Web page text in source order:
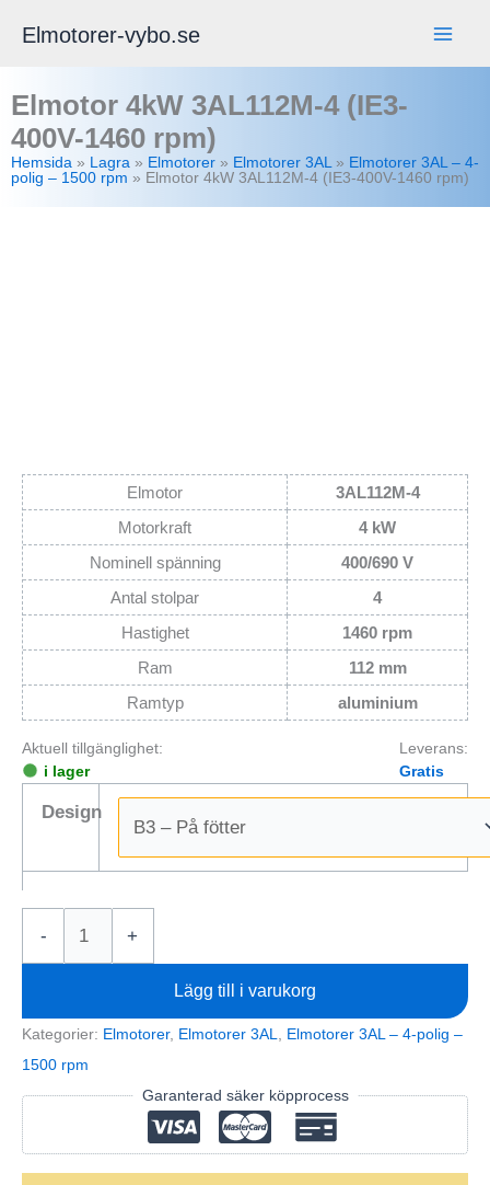
Elmotorer-vybo.se
Elmotor 4kW 3AL112M-4 (IE3-
400V-1460 rpm)
Hemsida » Lagra » Elmotorer » Elmotorer 3AL » Elmotorer 3AL – 4-
polig – 1500 rpm » Elmotor 4kW 3AL112M-4 (IE3-400V-1460 rpm)
Elmotor
3AL112M-4
Motorkraft
4 kW
Nominell spänning
400/690 V
Antal stolpar
4
Hastighet
1460 rpm
Ram
112 mm
Ramtyp
aluminium
Aktuell tillgänglighet:
i lager
Leverans:
Gratis
Design
-
4
(IE3-
400V-
1460
rpm)
+
Lägg till i varukorg
Kategorier: Elmotorer, Elmotorer 3AL
Elmotorer 3AL – 4-polig –
1500 rpm
Garanterad säker köpprocess